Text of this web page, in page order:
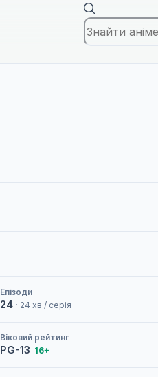
Епізоди
24 · 24 хв / серія
Віковий рейтинг
PG-13 16+